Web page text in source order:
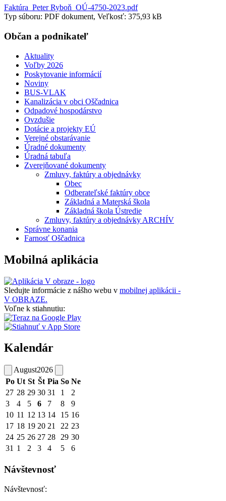
Faktúra_Peter Ryboň_OÚ-4750-2023.pdf
Typ súboru: PDF dokument, Veľkosť: 375,93 kB
Občan a podnikateľ
Aktuality
Voľby 2026
Poskytovanie informácií
Noviny
BUS-VLAK
Kanalizácia v obci Oščadnica
Odpadové hospodárstvo
Ovzdušie
Dotácie a projekty EÚ
Verejné obstarávanie
Úradné dokumenty
Úradná tabuľa
Zverejňované dokumenty
Zmluvy, faktúry a objednávky
Obec
Odberateľské faktúry obce
Základná a Materská škola
Základná škola Ústredie
Zmluvy, faktúry a objednávky ARCHÍV
Správne konania
Farnosť Oščadnica
Mobilná aplikácia
Sledujte informácie z nášho webu v mobilnej aplikácii -
V OBRAZE.
Voľne k stiahnutiu:
Kalendár
August2026
Po Ut St Št Pia So Ne
27 28 29 30 31 1
2
3
4 5 6 7 8
9
10 11 12 13 14 15 16
17 18 19 20 21 22 23
24 25 26 27 28 29 30
31 1 2 3 4 5 6
Návštevnosť
Návštevnosť: